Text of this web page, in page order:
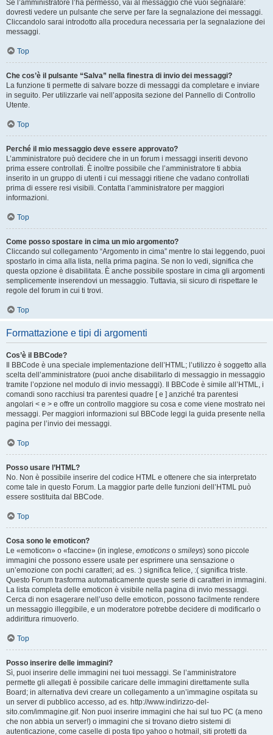
Se l’amministratore l’ha permesso, vai al messaggio che vuoi segnalare:
dovresti vedere un pulsante che serve per fare la segnalazione dei messaggi.
Cliccandolo sarai introdotto alla procedura necessaria per la segnalazione dei
messaggi.
Top
Che cos’è il pulsante “Salva” nella finestra di invio dei messaggi?
La funzione ti permette di salvare bozze di messaggi da completare e inviare
in seguito. Per utilizzarle vai nell’apposita sezione del Pannello di Controllo
Utente.
Top
Perché il mio messaggio deve essere approvato?
L’amministratore può decidere che in un forum i messaggi inseriti devono
prima essere controllati. È inoltre possibile che l’amministratore ti abbia
inserito in un gruppo di utenti i cui messaggi ritiene che vadano controllati
prima di essere resi visibili. Contatta l’amministratore per maggiori
informazioni.
Top
Come posso spostare in cima un mio argomento?
Cliccando sul collegamento “Argomento in cima” mentre lo stai leggendo, puoi
spostarlo in cima alla lista, nella prima pagina. Se non lo vedi, significa che
questa opzione è disabilitata. È anche possibile spostare in cima gli argomenti
semplicemente inserendovi un messaggio. Tuttavia, sii sicuro di rispettare le
regole del forum in cui ti trovi.
Top
Formattazione e tipi di argomenti
Cos’è il BBCode?
Il BBCode è una speciale implementazione dell’HTML; l’utilizzo è soggetto alla
scelta dell’amministratore (puoi anche disabilitarlo di messaggio in messaggio
tramite l’opzione nel modulo di invio messaggi). Il BBCode è simile all’HTML, i
comandi sono racchiusi tra parentesi quadre [ e ] anziché tra parentesi
angolari < e > e offre un controllo maggiore su cosa e come viene mostrato nei
messaggi. Per maggiori informazioni sul BBCode leggi la guida presente nella
pagina per l’invio dei messaggi.
Top
Posso usare l’HTML?
No. Non è possibile inserire del codice HTML e ottenere che sia interpretato
come tale in questo Forum. La maggior parte delle funzioni dell’HTML può
essere sostituita dal BBCode.
Top
Cosa sono le emoticon?
Le «emoticon» o «faccine» (in inglese, emoticons o smileys) sono piccole
immagini che possono essere usate per esprimere una sensazione o
un’emozione con pochi caratteri; ad es. :) significa felice, :( significa triste.
Questo Forum trasforma automaticamente queste serie di caratteri in immagini.
La lista completa delle emoticon è visibile nella pagina di invio messaggi.
Cerca di non esagerare nell’uso delle emoticon, possono facilmente rendere
un messaggio illeggibile, e un moderatore potrebbe decidere di modificarlo o
addirittura rimuoverlo.
Top
Posso inserire delle immagini?
Sì, puoi inserire delle immagini nei tuoi messaggi. Se l’amministratore
permette gli allegati è possibile caricare delle immagini direttamente sulla
Board; in alternativa devi creare un collegamento a un’immagine ospitata su
un server di pubblico accesso, ad es. http://www.indirizzo-del-
sito.com/immagine.gif. Non puoi inserire immagini che hai sul tuo PC (a meno
che non abbia un server!) o immagini che si trovano dietro sistemi di
autenticazione, come caselle di posta tipo yahoo o hotmail, siti protetti da